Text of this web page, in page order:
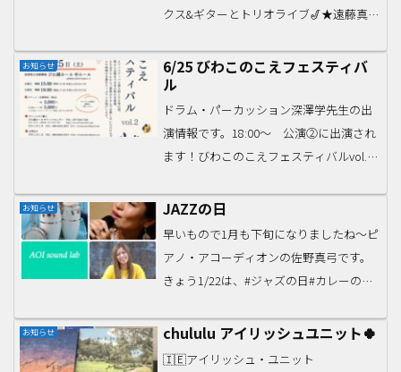
クス&ギターとトリオライブ🎷★遠藤真理
2022年 5月 6日 (金曜日)場所【大阪市中央
区北浜三丁目2-1...
お知らせ
6/25 びわこのこえフェスティバ
ル
ドラム・パーカッション深澤学先生の出
演情報です。18:00〜 公演②に出演され
ます！びわこのこえフェスティバルvol.2
場 びわ湖ホール 中ホール公演①15時開演
公演②18時開演全席指定一般3...
お知らせ JAZZの日
早いもので1月も下旬になりましたね〜ピ
アノ・アコーディオンの佐野真弓です。
きょう1/22は、#ジャズの日#カレーの日
イスが一斉に提供されたことが由来だと
か。インド、ネパール、バングラデシュ
お知らせ chululu アイリッシュユニット🍀
🇮🇪アイリッシュ・ユニット